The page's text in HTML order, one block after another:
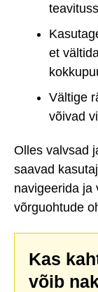
et
Vältige
võivad
Olles valvsad
saavad
navigeerida ja
võrguohtude
Kas
võib